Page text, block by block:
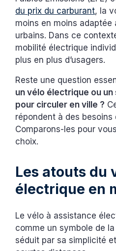
du prix du carburant, la
moins en moins adaptée
urbains. Dans ce
mobilité électrique
plus en plus d’usagers.
Reste une question
un vélo électrique ou
pour circuler en ville ?
répondent à des besoins
Comparons-les pour
choix.
Les atouts du
électrique en
Le vélo à assistance
comme un symbole de la
séduit par sa simplicité